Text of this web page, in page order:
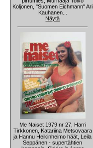
Koljonen, "Suomen Eichmann" Ari
Kauhanen...
Näytä
Me Naiset 1979 nr 27, Harri
Tirkkonen, Katariina Metsovaara
ja Hannu Heikinheimo häät, Leila
Seppänen - supertähtien